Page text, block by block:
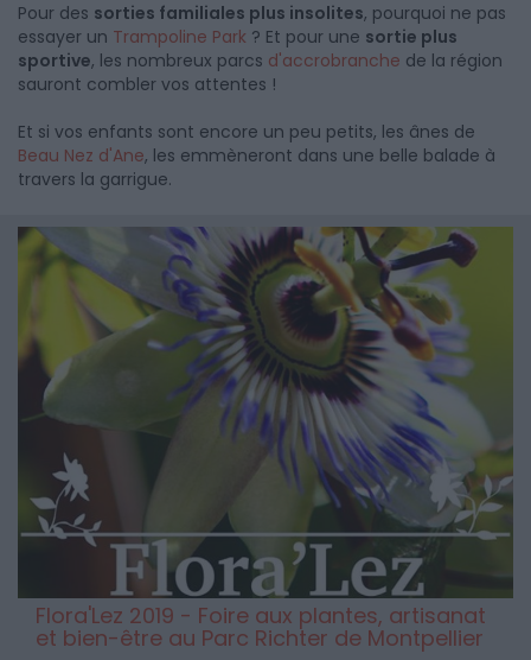
Pour des sorties familiales plus insolites, pourquoi ne pas
essayer un Trampoline Park ? Et pour une sortie plus
sportive, les nombreux parcs d'accrobranche de la région
sauront combler vos attentes !
Et si vos enfants sont encore un peu petits, les ânes de
Beau Nez d'Ane, les emmèneront dans une belle balade à
travers la garrigue.
Flora'Lez 2019 - Foire aux plantes, artisanat
et bien-être au Parc Richter de Montpellier